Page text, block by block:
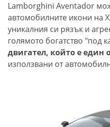
Lamborghini Aventador
автомобилните икони на
уникалния си рязък и
голямото богатство "под
двигател, който е един
използвани от